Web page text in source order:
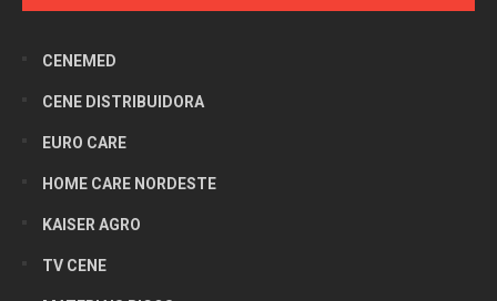
CENEMED
CENE DISTRIBUIDORA
EURO CARE
HOME CARE NORDESTE
KAISER AGRO
TV CENE